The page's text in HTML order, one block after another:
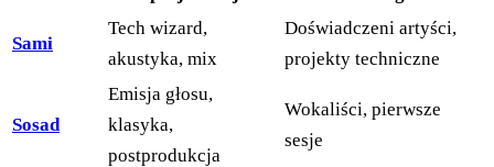
Sami
Tech wizard,
akustyka, mix
Doświadczeni artyści,
projekty techniczne
Sosad
Emisja głosu,
klasyka,
postprodukcja
Wokaliści, pierwsze
sesje